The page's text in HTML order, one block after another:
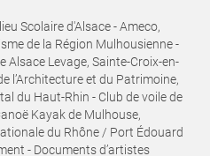
Scolaire d'Alsace - Ameco,
de la Région Mulhousienne -
Alsace Levage, Sainte-Croix-en-
l’Architecture et du Patrimoine,
du Haut-Rhin - Club de voile de
Kayak de Mulhouse,
du Rhône / Port Édouard
- Documents d’artistes